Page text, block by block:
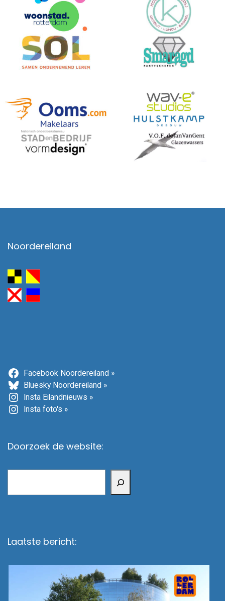
Noordereiland
Facebook Noordereiland »
Bluesky Noordereiland »
Insta Eilandnieuws »
Insta foto's »
Doorzoek de website:
Laatste bericht: